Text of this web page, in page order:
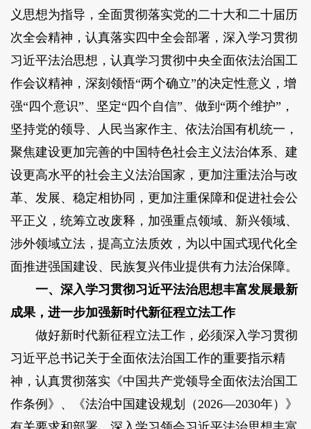
义思想为指导，全面贯彻落实党的二十大和二十届历
次全会精神，认真落实四中全会部署，深入学习贯彻
习近平法治思想，认真学习贯彻中央全面依法治国工
作会议精神，深刻领悟“两个确立”的决定性意义，增
强“四个意识”、坚定“四个自信”、做到“两个维护”，
坚持党的领导、人民当家作主、依法治国有机统一，
聚焦建设更加完善的中国特色社会主义法治体系、建
设更高水平的社会主义法治国家，更加注重法治与改
革、发展、稳定相协同，更加注重保障和促进社会公
平正义，统筹立改废释，加强重点领域、新兴领域、
涉外领域立法，提高立法质效，为以中国式现代化全
面推进强国建设、民族复兴伟业提供有力法治保障。
一、深入学习贯彻习近平法治思想丰富发展最新
成果，进一步加强新时代新征程立法工作
做好新时代新征程立法工作，必须深入学习贯彻
习近平总书记关于全面依法治国工作的重要指示精
神，认真贯彻落实《中国共产党领导全面依法治国工
作条例》、《法治中国建设规划（2026—2030年）》